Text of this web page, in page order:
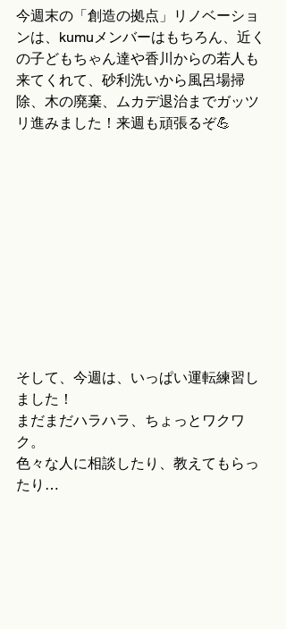
今週末の「創造の拠点」リノベーショ
ンは、kumuメンバーはもちろん、近く
の子どもちゃん達や香川からの若人も
来てくれて、砂利洗いから風呂場掃
除、木の廃棄、ムカデ退治までガッツ
リ進みました！来週も頑張るぞ💪
そして、今週は、いっぱい運転練習し
ました！
まだまだハラハラ、ちょっとワクワ
ク。
色々な人に相談したり、教えてもらっ
たり…